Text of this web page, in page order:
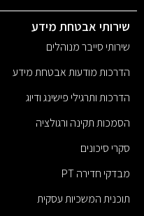
שירותי אבטחת מידע
שירותי סייבר מנוהלים
הדרכות מודעות אבטחת מידע
הדרכות ותרגילי פישינג ודיוג
הסמכות תקינה ורגולציה
סקרי סיכונים
מבדקי חדירה PT
תוכנית המשכיות עסקית